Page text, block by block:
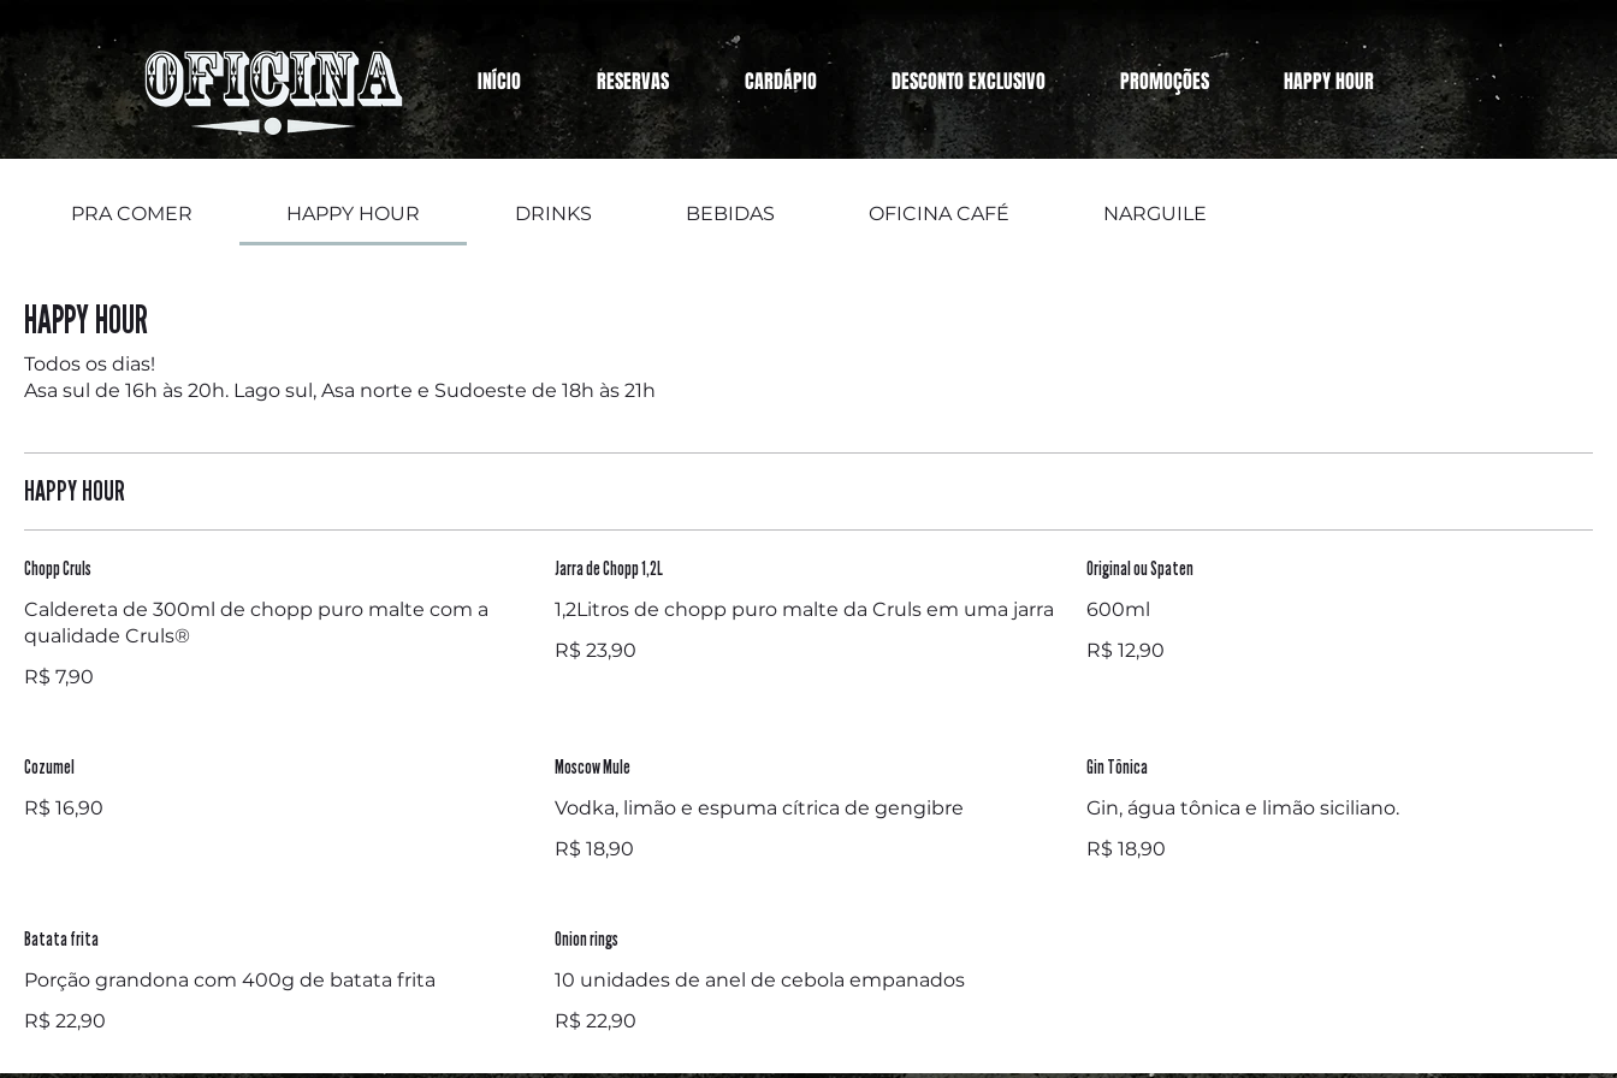
INÍCIO RESERVAS CARDÁPIO DESCONTO EXCLUSIVO PROMOÇÕES HAPPY HOUR
PRA COMER HAPPY HOUR DRINKS BEBIDAS OFICINA CAFÉ NARGUILE
HAPPY HOUR
Todos os dias!
Asa sul de 16h às 20h. Lago sul, Asa norte e Sudoeste de 18h às 21h
HAPPY HOUR
Chopp Cruls
Caldereta de 300ml de chopp puro malte com a
qualidade Cruls®
R$ 7,90
Jarra de Chopp 1,2L
1,2Litros de chopp puro malte da Cruls em uma jarra
R$ 23,90
Original ou Spaten
600ml
R$ 12,90
Cozumel
R$ 16,90
Moscow Mule
Vodka, limão e espuma cítrica de gengibre
R$ 18,90
Gin Tônica
Gin, água tônica e limão siciliano.
R$ 18,90
Batata frita
Porção grandona com 400g de batata frita
R$ 22,90
Onion rings
10 unidades de anel de cebola empanados
R$ 22,90